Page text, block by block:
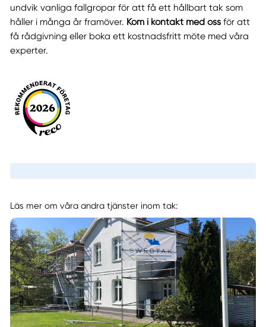
undvik vanliga fallgropar för att få ett hållbart tak som
håller i många år framöver. Kom i kontakt med ossför att
få rådgivning eller boka ett kostnadsfritt möte med våra
experter.
Läs mer om våra andra tjänster inom tak: